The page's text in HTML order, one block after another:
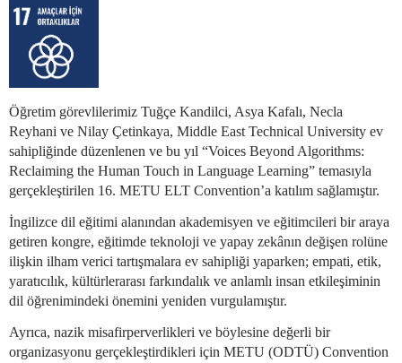
Öğretim görevlilerimiz Tuğçe Kandilci, Asya Kafalı, Necla
Reyhani ve Nilay Çetinkaya, Middle East Technical University ev
sahipliğinde düzenlenen ve bu yıl “Voices Beyond Algorithms:
Reclaiming the Human Touch in Language Learning” temasıyla
gerçekleştirilen 16. METU ELT Convention’a katılım sağlamıştır.
İngilizce dil eğitimi alanından akademisyen ve eğitimcileri bir araya
getiren kongre, eğitimde teknoloji ve yapay zekânın değişen rolüne
ilişkin ilham verici tartışmalara ev sahipliği yaparken; empati, etik,
yaratıcılık, kültürlerarası farkındalık ve anlamlı insan etkileşiminin
dil öğrenimindeki önemini yeniden vurgulamıştır.
Ayrıca, nazik misafirperverlikleri ve böylesine değerli bir
organizasyonu gerçekleştirdikleri için METU (ODTÜ) Convention